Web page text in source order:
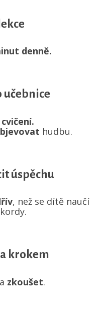
denně.
učebnice
hudbu.
úspěchu
, než se dítě naučí
krokem
zkoušet.